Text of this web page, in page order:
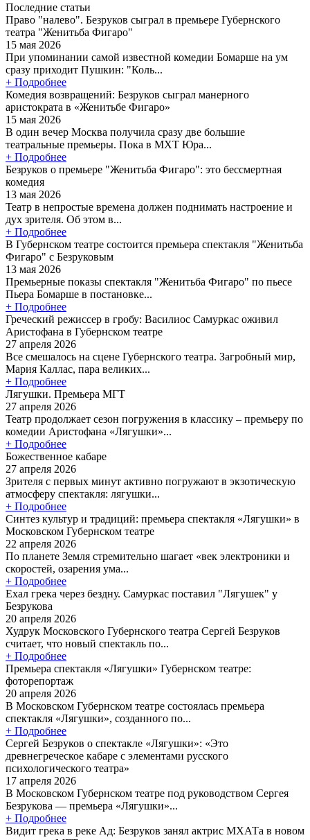
Последние статьи
Право "налево". Безруков сыграл в премьере Губернского
театра "Женитьба Фигаро"
15 мая 2026
При упоминании самой известной комедии Бомарше на ум
сразу приходит Пушкин: "Коль...
+ Подробнее
Комедия возвращений: Безруков сыграл манерного
аристократа в «Женитьбе Фигаро»
15 мая 2026
В один вечер Москва получила сразу две большие
театральные премьеры. Пока в МХТ Юра...
+ Подробнее
Безруков о премьере "Женитьба Фигаро": это бессмертная
комедия
13 мая 2026
Театр в непростые времена должен поднимать настроение и
дух зрителя. Об этом в...
+ Подробнее
В Губернском театре состоится премьера спектакля "Женитьба
Фигаро" с Безруковым
13 мая 2026
Премьерные показы спектакля "Женитьба Фигаро" по пьесе
Пьера Бомарше в постановке...
+ Подробнее
Греческий режиссер в гробу: Василиос Самуркас оживил
Аристофана в Губернском театре
27 апреля 2026
Все смешалось на сцене Губернского театра. Загробный мир,
Мария Каллас, пара великих...
+ Подробнее
Лягушки. Премьера МГТ
27 апреля 2026
Театр продолжает сезон погружения в классику – премьеру по
комедии Аристофана «Лягушки»...
+ Подробнее
Божественное кабаре
27 апреля 2026
Зрителя с первых минут активно погружают в экзотическую
атмосферу спектакля: лягушки...
+ Подробнее
Синтез культур и традиций: премьера спектакля «Лягушки» в
Московском Губернском театре
22 апреля 2026
По планете Земля стремительно шагает «век электроники и
скоростей, озарения ума...
+ Подробнее
Ехал грека через бездну. Самуркас поставил "Лягушек" у
Безрукова
20 апреля 2026
Худрук Московского Губернского театра Сергей Безруков
считает, что новый спектакль по...
+ Подробнее
Премьера спектакля «Лягушки» Губернском театре:
фоторепортаж
20 апреля 2026
В Московском Губернском театре состоялась премьера
спектакля «Лягушки», созданного по...
+ Подробнее
Сергей Безруков о спектакле «Лягушки»: «Это
древнегреческое кабаре с элементами русского
психологического театра»
17 апреля 2026
В Московском Губернском театре под руководством Сергея
Безрукова — премьера «Лягушки»...
+ Подробнее
Видит грека в реке Ад: Безруков занял актрис МХАТа в новом